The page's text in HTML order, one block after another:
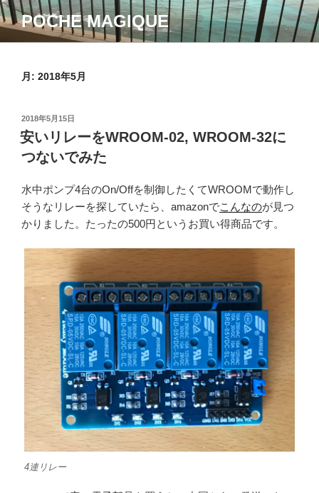
コ
ン
テ
POCHE MAGIQUE
月: 2018年5月
投
稿
日:
2018年5月15日
安いリレーをWROOM-02, WROOM-32に
つないでみた
水中ポンプ4台のOn/Offを制御したくてWROOMで動作し
そうなリレーを探していたら、amazonでこんなのが見つ
かりました。たったの500円というお買い得商品です。
4連リレー